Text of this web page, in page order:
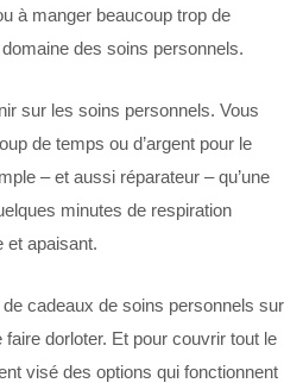
à manger beaucoup trop de
des soins personnels.
sur les soins personnels. Vous
de temps ou d’argent pour le
– et aussi réparateur – qu’une
minutes de respiration
et apaisant.
cadeaux de soins personnels sur
dorloter. Et pour couvrir tout le
visé des options qui fonctionnent